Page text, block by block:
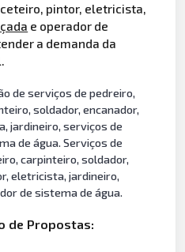
pintor, eletricista,
e operador de
a demanda da
de serviços de pedreiro,
soldador, encanador,
jardineiro, serviços de
de água. Serviços de
carpinteiro, soldador,
eletricista, jardineiro,
de sistema de água.
de Propostas: